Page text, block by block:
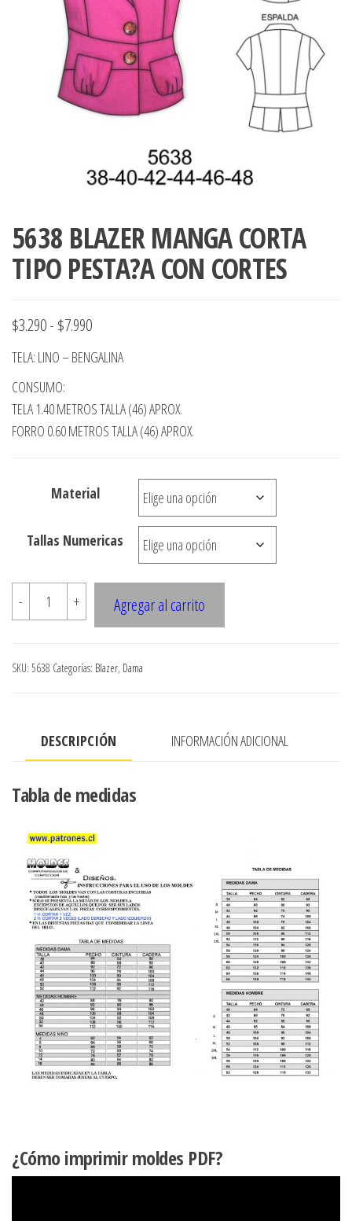
accumark ,
pdf , Moldes
Gerber ,
Graduaciones,
Ploteo y
Digitalización
accumark,
Moldes en
pdf, Moldes
Accumark
Chile.
5638 BLAZER MANGA CORTA
TIPO PESTA?A CON CORTES
$3.290- $7.990Rango
de
desde
$3.290
TELA: LINO – BENGALINA
CONSUMO:
TELA 1.40 METROS TALLA (46) APROX.
FORRO 0.60 METROS TALLA (46) APROX.
Material
Tallas Numericas
-
5638
BLAZER
CORTA
CON
cantidad
+ Agregar al carrito
SKU: 5638 Categorías: Blazer, Dama
DESCRIPCIÓN INFORMACIÓN ADICIONAL
Tabla de medidas
¿Cómo imprimir moldes PDF?